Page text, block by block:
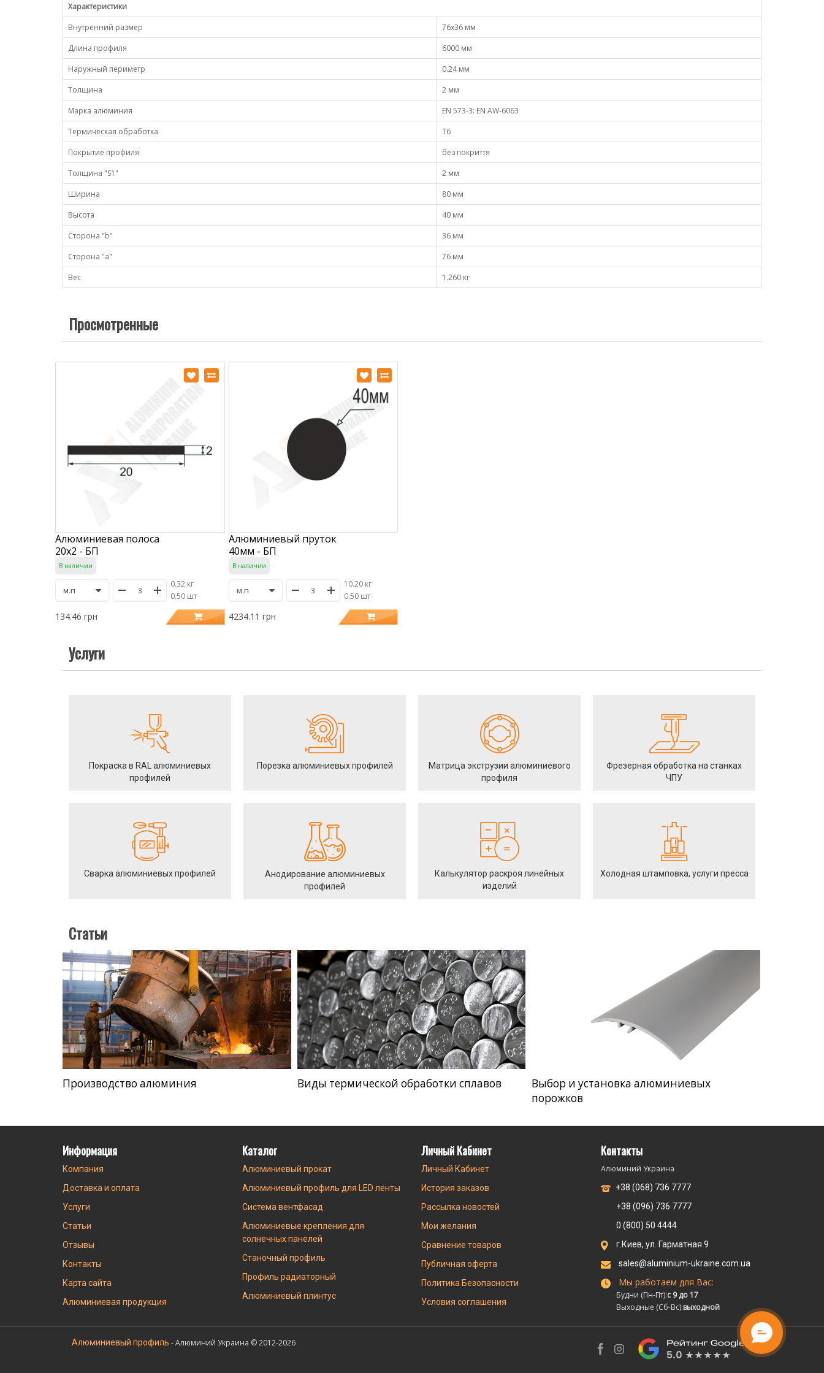
Характеристики
Внутренний размер
76х36 мм
Длина профиля
6000 мм
Наружный периметр
0.24 мм
Толщина
2 мм
Марка алюминия
EN 573-3: EN AW-6063
Термическая обработка
Т6
Покрытие профиля
без покриття
Толщина "S1"
2 мм
Ширина
80 мм
Высота
40 мм
Сторона "b"
36 мм
Сторона "а"
76 мм
Вес
1.260 кг
Просмотренные
Алюминиевая полоса
20х2 - БП
В наличии
0.32 кг
/0.50 шт
134.46 грн
Алюминиевый пруток
40мм - БП
В наличии
10.20 кг
/0.50 шт
4234.11 грн
Услуги
Покраска в RAL алюминиевых
профилей
Порезка алюминиевых профилей
Матрица экструзии алюминиевого
профиля
Фрезерная обработка на станках
ЧПУ
Сварка алюминиевых профилей
Анодирование алюминиевых
профилей
Калькулятор раскроя линейных
изделий
Холодная штамповка, услуги пресса
Статьи
Производство алюминия Виды термической обработки сплавов
Выбор и установка алюминиевых
порожков
Информация
Компания
Доставка и оплата
Услуги
Статьи
Отзывы
Контакты
Карта сайта
Алюминиевая продукция
Каталог
Алюминиевый прокат
Алюминиевый профиль для LED ленты
Система вентфасад
Алюминиевые крепления для
солнечных панелей
Станочный профиль
Профиль радиаторный
Алюминиевый плинтус
Личный Кабинет
Личный Кабинет
История заказов
Рассылка новостей
Мои желания
Сравнение товаров
Публичная оферта
Политика Безопасности
Условия соглашения
Контакты
Алюминий Украина
+38 (068) 736 7777
+38 (096) 736 7777
0 (800) 50 4444
г.Киев, ул. Гарматная 9
sales@aluminium-ukraine.com.ua
Мы работаем для Вас:
Будни (Пн-Пт):с 9 до 17
Выходные (Сб-Вс):выходной
Алюминиевый профиль - Алюминий Украина © 2012-2026